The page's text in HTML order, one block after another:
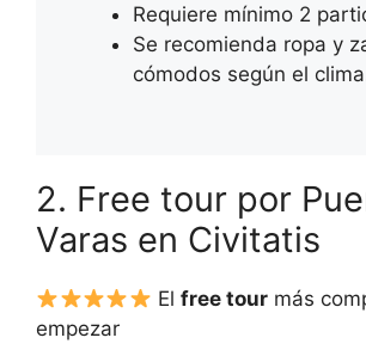
Requiere mínimo 2
Se recomienda ropa y
cómodos según el
2. Free tour por
Varas en Civitatis
El free tourmás
empezar